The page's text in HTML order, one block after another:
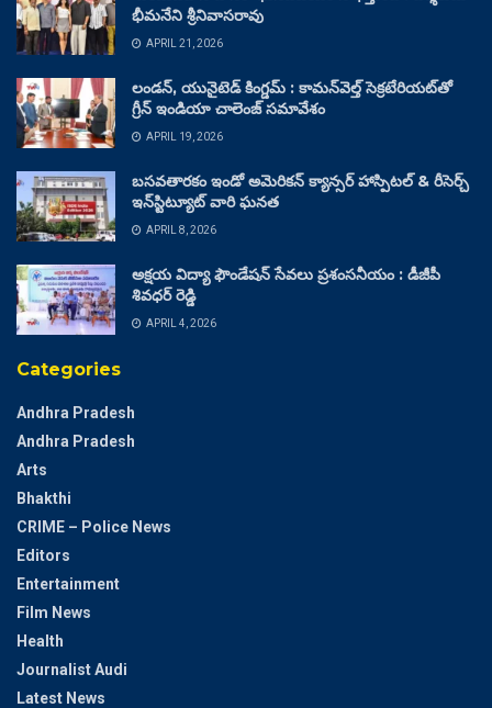
భీమనేని శ్రీనివాసరావు
APRIL 21, 2026
లండన్, యునైటెడ్ కింగ్డమ్ : కామన్‌వెల్త్ సెక్రటేరియట్‌తో
గ్రీన్ ఇండియా చాలెంజ్ సమావేశం
APRIL 19, 2026
బసవతారకం ఇండో అమెరికన్ క్యాన్సర్ హాస్పిటల్ & రీసెర్చ్
ఇన్‌స్టిట్యూట్ వారి ఘనత
APRIL 8, 2026
అక్షయ విద్యా ఫౌండేషన్ సేవలు ప్రశంసనీయం : డీజీపీ
శివధర్ రెడ్డి
APRIL 4, 2026
Categories
Andhra Pradesh
Andhra Pradesh
Arts
Bhakthi
CRIME – Police News
Editors
Entertainment
Film News
Health
Journalist Audi
Latest News